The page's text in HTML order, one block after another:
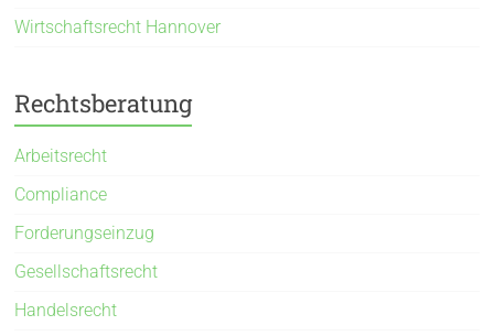
Wirtschaftsrecht Hannover
Rechtsberatung
Arbeitsrecht
Compliance
Forderungseinzug
Gesellschaftsrecht
Handelsrecht